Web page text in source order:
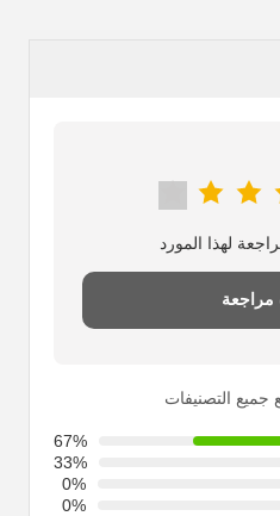
مراجعة
جميع التصنيفات
67%
33%
0%
0%